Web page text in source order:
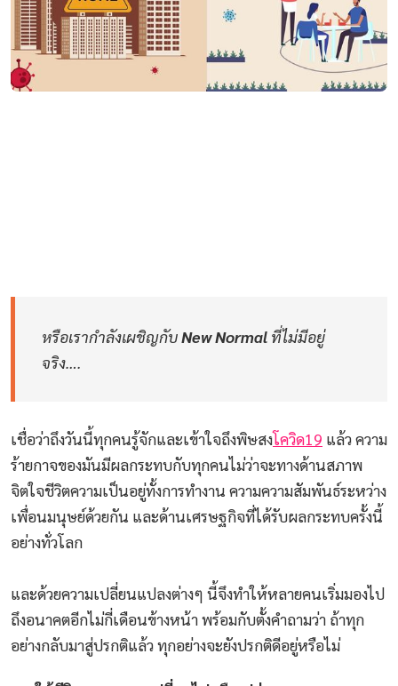
หรือเรากำลังเผชิญกับNew Normal ที่ไม่มีอยู่
จริง….
เชื่อว่าถึงวันนี้ทุกคนรู้จักและเข้าใจถึงพิษสงโควิด19 แล้ว ความ
ร้ายกาจของมันมีผลกระทบกับทุกคนไม่ว่าจะทางด้านสภาพ
จิตใจชีวิตความเป็นอยู่ทั้งการทำงาน ความความสัมพันธ์ระหว่าง
เพื่อนมนุษย์ด้วยกัน และด้านเศรษฐกิจที่ได้รับผลกระทบครั้งนี้
อย่างทั่วโลก
และด้วยความเปลี่ยนแปลงต่างๆ นี้จึงทำให้หลายคนเริ่มมองไป
ถึงอนาคตอีกไม่กี่เดือนข้างหน้า พร้อมกับตั้งคำถามว่า ถ้าทุก
อย่างกลับมาสู่ปรกติแล้ว ทุกอย่างจะยังปรกติดีอยู่หรือไม่